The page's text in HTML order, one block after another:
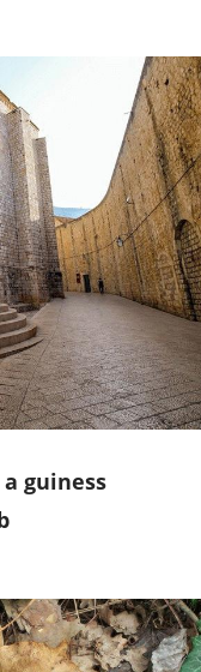
guiness